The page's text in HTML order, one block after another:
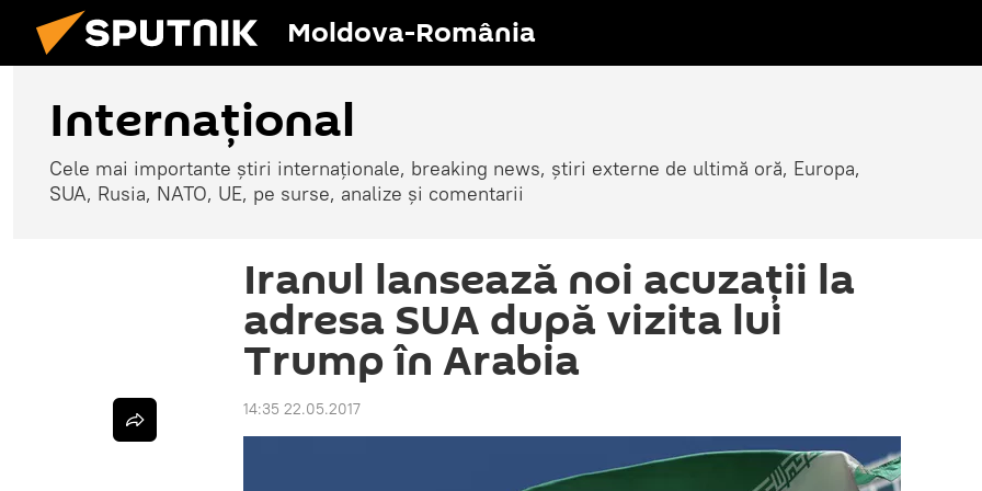
Moldova-România
Internaţional
Cele mai importante știri internaționale, breaking news, știri externe de ultimă oră, Europa,
SUA, Rusia, NATO, UE, pe surse, analize și comentarii
Iranul lansează noi acuzații la
adresa SUA după vizita lui
Trump în Arabia
14:35 22.05.2017